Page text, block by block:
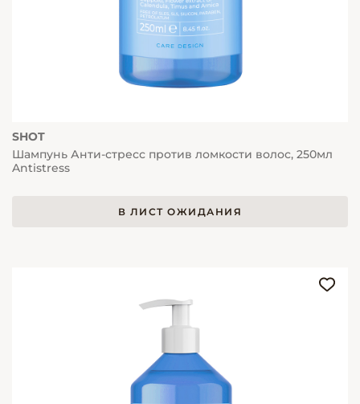
SHOT
Шампунь Анти-стресс против ломкости волос, 250мл
Antistress
В ЛИСТ ОЖИДАНИЯ